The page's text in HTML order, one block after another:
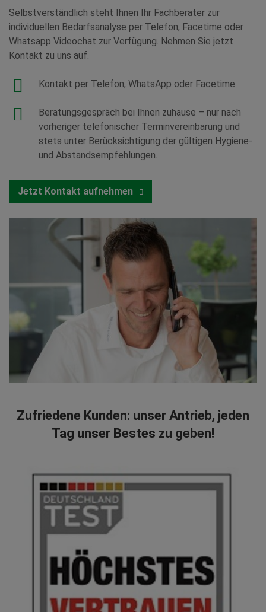
Selbstverständlich steht Ihnen Ihr Fachberater zur
individuellen Bedarfsanalyse per Telefon, Facetime oder
Whatsapp Videochat zur Verfügung. Nehmen Sie jetzt
Kontakt zu uns auf.
Kontakt per Telefon, WhatsApp oder Facetime.
Beratungsgespräch bei Ihnen zuhause – nur nach
vorheriger telefonischer Terminvereinbarung und
stets unter Berücksichtigung der gültigen Hygiene-
und Abstandsempfehlungen.
Jetzt Kontakt aufnehmen
Zufriedene Kunden: unser Antrieb, jeden
Tag unser Bestes zu geben!